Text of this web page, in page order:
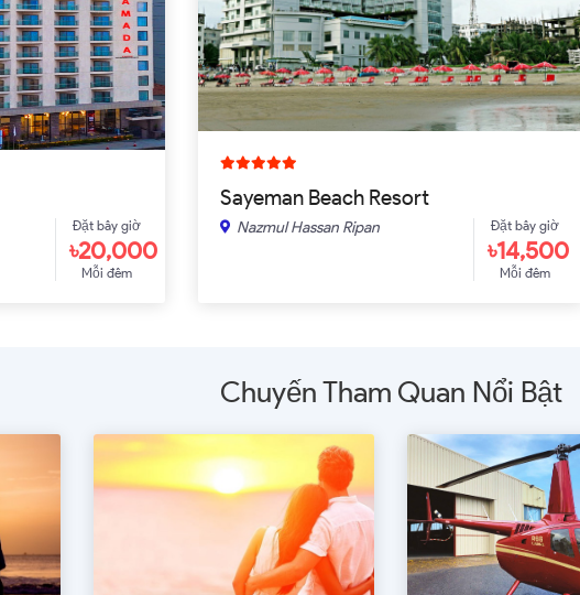
Đặt bây giờ
৳20,000
Mỗi đêm
Sayeman Beach Resort
Nazmul Hassan Ripan Đặt bây giờ
৳14,500
Mỗi đêm
Chuyến Tham Quan Nổi Bật